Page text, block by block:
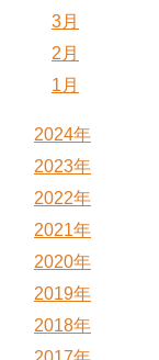
3月
2月
1月
2024年
2023年
2022年
2021年
2020年
2019年
2018年